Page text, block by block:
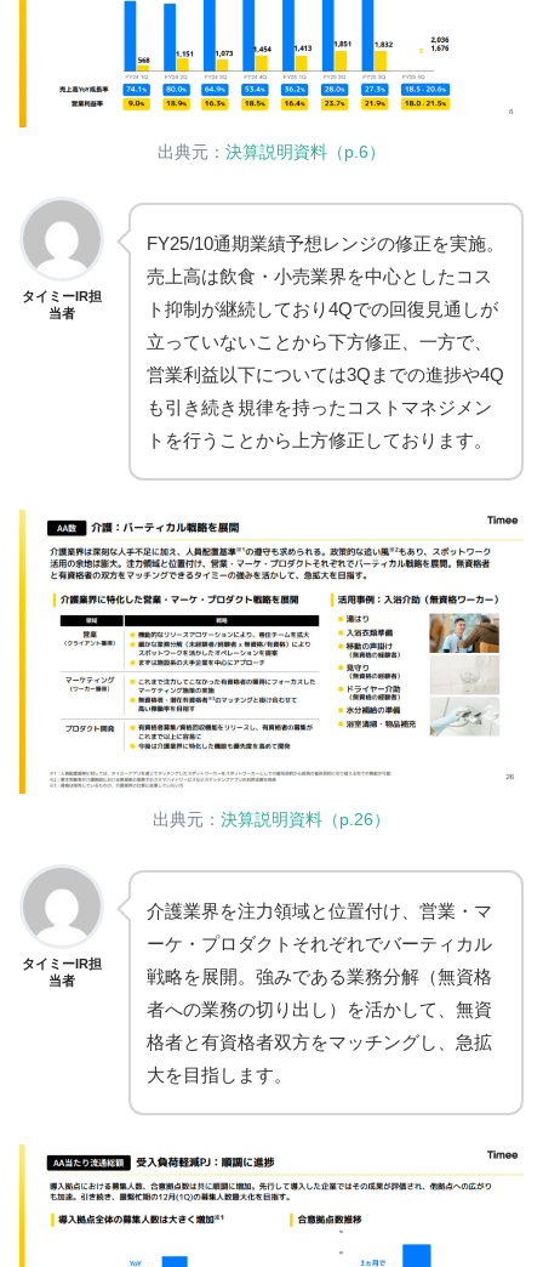
出典元： 決算説明資料（p.6）
タイミーIR担
当者
FY25/10通期業績予想レンジの修正を実施。
売上高は飲食・小売業界を中心としたコス
ト抑制が継続しており4Qでの回復見通しが
立っていないことから下方修正、一方で、
営業利益以下については3Qまでの進捗や4Q
も引き続き規律を持ったコストマネジメン
トを行うことから上方修正しております。
出典元： 決算説明資料（p.26）
タイミーIR担
当者
介護業界を注力領域と位置付け、営業・マ
ーケ・プロダクトそれぞれでバーティカル
戦略を展開。強みである業務分解（無資格
者への業務の切り出し）を活かして、無資
格者と有資格者双方をマッチングし、急拡
大を目指します。